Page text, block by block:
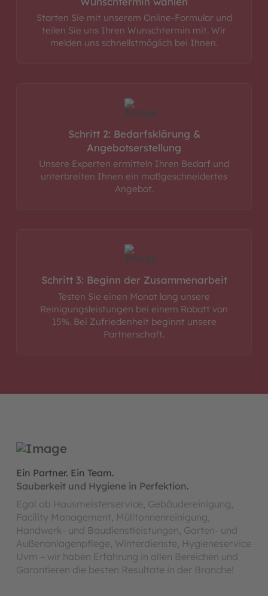
Starten Sie mit unserem Online-Formular und
teilen Sie uns Ihren Wunschtermin mit. Wir
melden uns schnellstmöglich bei Ihnen.
Schritt 2: Bedarfsklärung &
Angebotserstellung
Unsere Experten ermitteln Ihren Bedarf und
unterbreiten Ihnen ein maßgeschneidertes
Angebot.
Schritt 3: Beginn der Zusammenarbeit
Testen Sie einen Monat lang unsere
Reinigungsleistungen bei einem Rabatt von
15%. Bei Zufriedenheit beginnt unsere
Partnerschaft.
Ein Partner. Ein Team.
Sauberkeit und Hygiene in Perfektion.
Egal ob Hausmeisterservice, Gebäudereinigung,
Facility Management, Mülltonnenreinigung,
Handwerk- und Baudienstleistungen, Garten- und
Außenanlagenpflege, Winterdienste, Hygieneservice
Uvm – wir haben Erfahrung in allen Bereichen und
Garantieren die besten Resultate in der Branche!